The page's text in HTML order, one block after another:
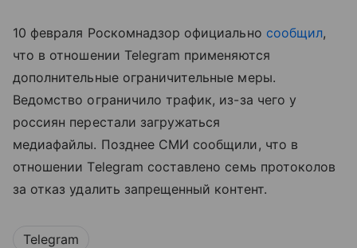
10 февраля Роскомнадзор официально сообщил,
что в отношении Telegram применяются
дополнительные ограничительные меры.
Ведомство ограничило трафик, из-за чего у
россиян перестали загружаться
медиафайлы. Позднее СМИ сообщили, что в
отношении Telegram составлено семь протоколов
за отказ удалить запрещенный контент.
Telegram